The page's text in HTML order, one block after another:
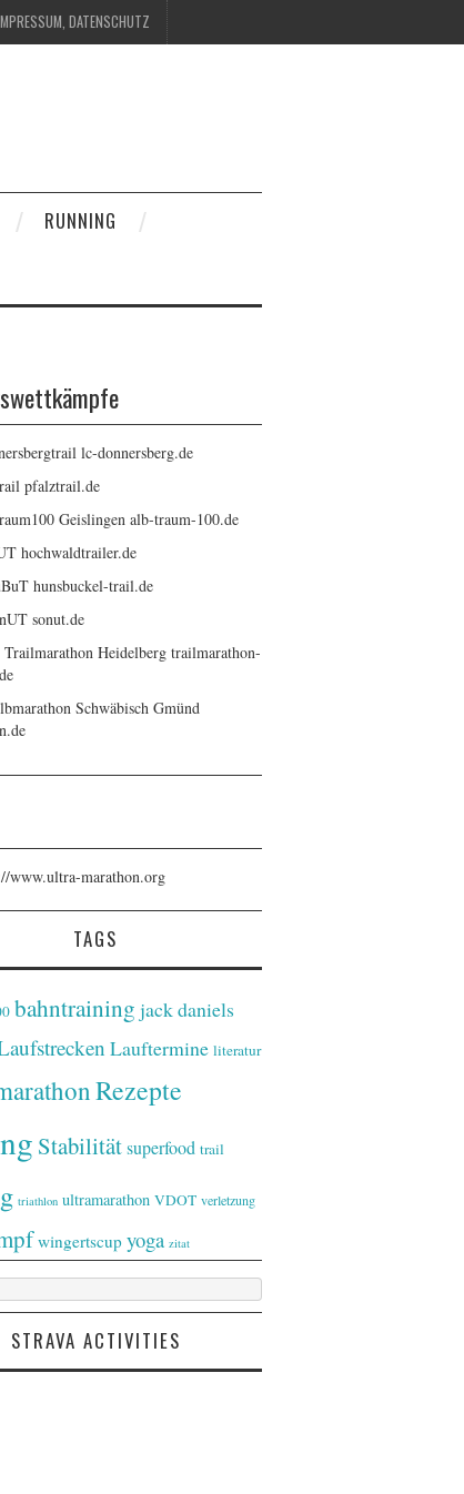
DATENSCHUTZ
RUNNING
lc-donnersberg.de
pfalztrail.de
Geislingen alb-traum-100.de
hochwaldtrailer.de
hunsbuckel-trail.de
sonut.de
Trailmarathon Heidelberg trailmarathon-
Schwäbisch Gmünd
www.ultra-marathon.org
TAGS
bahntraining jack daniels
Lauftermine literatur
Rezepte
Stabilitätsuperfood trail
triathlon ultramarathon VDOT verletzung
wingertscup yoga zitat
STRAVA ACTIVITIES